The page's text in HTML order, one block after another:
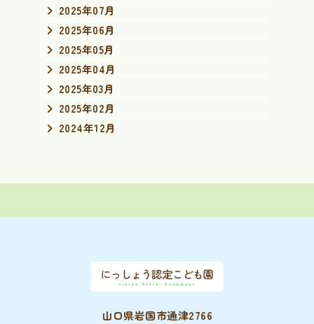
2025年07月
2025年06月
2025年05月
2025年04月
2025年03月
2025年02月
2024年12月
山口県岩国市通津2766